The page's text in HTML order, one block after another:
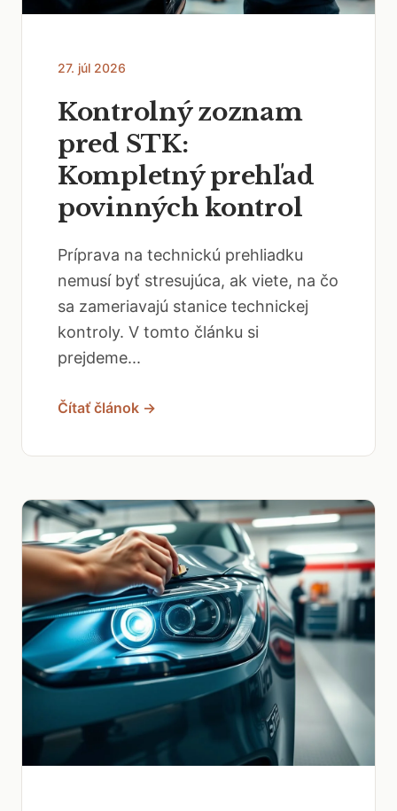
27. júl 2026
Kontrolný zoznam
pred STK:
Kompletný prehľad
povinných kontrol
Príprava na technickú prehliadku
nemusí byť stresujúca, ak viete, na čo
sa zameriavajú stanice technickej
kontroly. V tomto článku si
prejdeme...
Čítať článok →